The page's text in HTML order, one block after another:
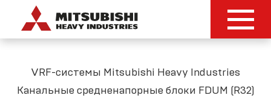
VRF-системы Mitsubishi Heavy Industries
Канальные средненапорные блоки FDUM (R32)